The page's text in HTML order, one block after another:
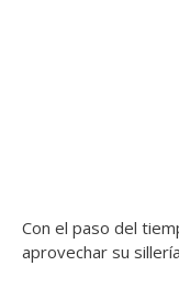
Con el paso del
aprovechar su